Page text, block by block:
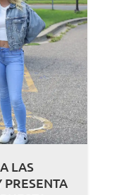
LAS
PRESENTA